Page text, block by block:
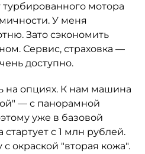
турбированного мотора
У меня
Зато сэкономить
Сервис, страховка —
доступно.
на опциях. К нам машина
— с панорамной
уже в базовой
с 1 млн рублей.
окраской "вторая кожа".